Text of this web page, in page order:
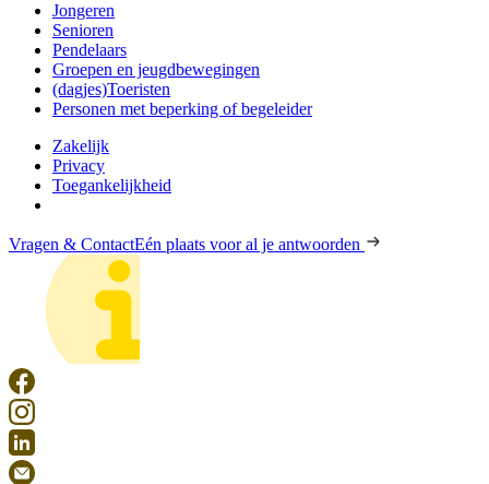
Jongeren
Senioren
Pendelaars
Groepen en jeugdbewegingen
(dagjes)Toeristen
Personen met beperking of begeleider
Zakelijk
Privacy
Toegankelijkheid
Vragen & ContactEén plaats voor al je antwoorden